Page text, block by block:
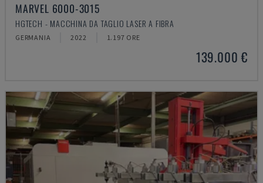
MARVEL 6000-3015
HGTECH - MACCHINA DA TAGLIO LASER A FIBRA
GERMANIA 2022 1.197 ORE
139.000 €